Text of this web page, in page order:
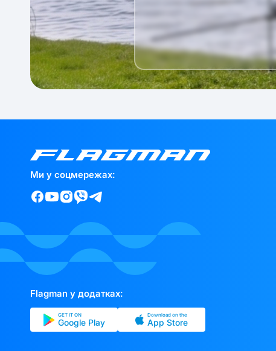
Ми у соцмережах:
Flagman у додатках:
GET IT ON
Google Play
Download on the
App Store